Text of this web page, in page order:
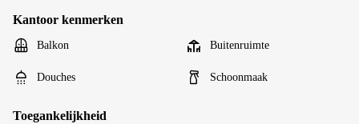
Kantoor kenmerken
Balkon Buitenruimte
Douches Schoonmaak
Toegankelijkheid